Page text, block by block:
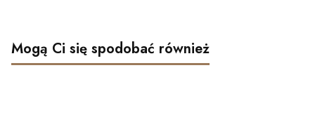
Mogą Ci się spodobać również